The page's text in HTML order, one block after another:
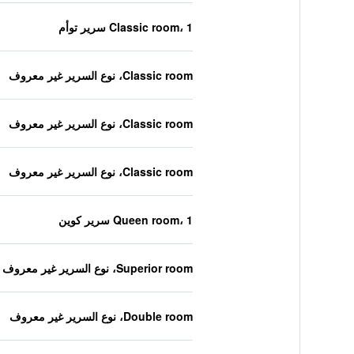
Classic room، 1 سرير توأم
Classic room، نوع السرير غير معروف
Classic room، نوع السرير غير معروف
Classic room، نوع السرير غير معروف
Queen room، 1 سرير كوين
Superior room، نوع السرير غير معروف
Double room، نوع السرير غير معروف